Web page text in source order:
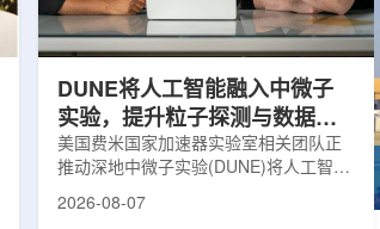
DUNE将人工智能融入中微子
实验，提升粒子探测与数据处
理能力
美国费米国家加速器实验室相关团队正
推动深地中微子实验(DUNE)将人工智能
2026-08-07